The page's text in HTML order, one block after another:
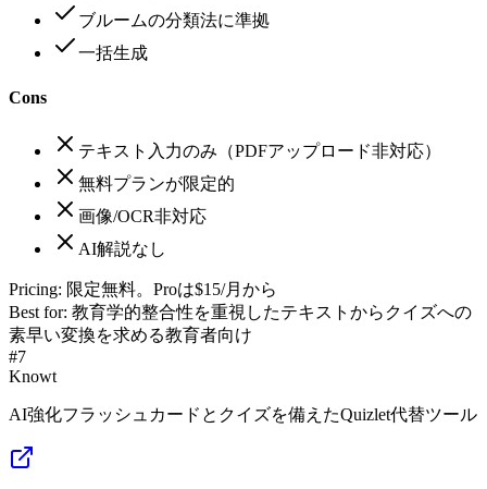
ブルームの分類法に準拠
一括生成
Cons
テキスト入力のみ（PDFアップロード非対応）
無料プランが限定的
画像/OCR非対応
AI解説なし
Pricing: 限定無料。Proは$15/月から
Best for: 教育学的整合性を重視したテキストからクイズへの
素早い変換を求める教育者向け
#7
Knowt
AI強化フラッシュカードとクイズを備えたQuizlet代替ツール